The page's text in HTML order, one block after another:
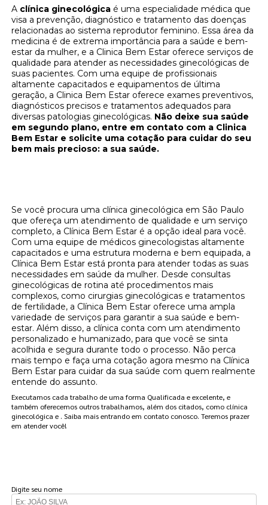
A clínica ginecológica é uma especialidade médica que
visa a prevenção, diagnóstico e tratamento das doenças
relacionadas ao sistema reprodutor feminino. Essa área da
medicina é de extrema importância para a saúde e bem-
estar da mulher, e a Clinica Bem Estar oferece serviços de
qualidade para atender as necessidades ginecológicas de
suas pacientes. Com uma equipe de profissionais
altamente capacitados e equipamentos de última
geração, a Clinica Bem Estar oferece exames preventivos,
diagnósticos precisos e tratamentos adequados para
diversas patologias ginecológicas. Não deixe sua saúde
em segundo plano, entre em contato com a Clinica
Bem Estar e solicite uma cotação para cuidar do seu
bem mais precioso: a sua saúde.
Se você procura uma clínica ginecológica em São Paulo
que ofereça um atendimento de qualidade e um serviço
completo, a Clínica Bem Estar é a opção ideal para você.
Com uma equipe de médicos ginecologistas altamente
capacitados e uma estrutura moderna e bem equipada, a
Clínica Bem Estar está pronta para atender todas as suas
necessidades em saúde da mulher. Desde consultas
ginecológicas de rotina até procedimentos mais
complexos, como cirurgias ginecológicas e tratamentos
de fertilidade, a Clínica Bem Estar oferece uma ampla
variedade de serviços para garantir a sua saúde e bem-
estar. Além disso, a clínica conta com um atendimento
personalizado e humanizado, para que você se sinta
acolhida e segura durante todo o processo. Não perca
mais tempo e faça uma cotação agora mesmo na Clínica
Bem Estar para cuidar da sua saúde com quem realmente
entende do assunto.
Executamos cada trabalho de uma forma Qualificada e excelente, e
também oferecemos outros trabalhamos, além dos citados, como clínica
ginecológica e . Saiba mais entrando em contato conosco. Teremos prazer
em atender você!
Digite seu nome